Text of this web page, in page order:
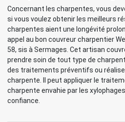
Concernant les charpentes, vous
si vous voulez obtenir les meilleurs
charpentes aient une longévité
appel au bon couvreur charpentier
58, sis à Sermages. Cet artisan
prendre soin de tout type de
des traitements préventifs ou
charpente. Il peut appliquer le
charpente envahie par les
confiance.